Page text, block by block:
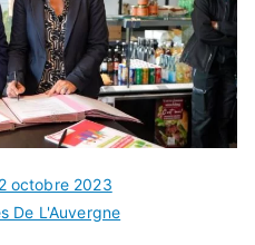
octobre 2023
De L'Auvergne